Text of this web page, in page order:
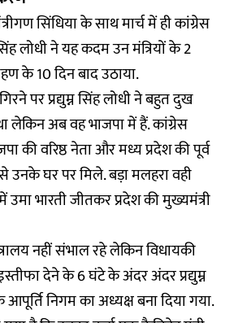
सिंधिया के साथ मार्च में ही कांग्रेस
लोधी ने यह कदम उन मंत्रियों के 2
के 10 दिन बाद उठाया.
पर प्रद्युम्न सिंह लोधी ने बहुत दुख
लेकिन अब वह भाजपा में हैं. कांग्रेस
की वरिष्ठ नेता और मध्य प्रदेश की पूर्व
उनके घर पर मिले. बड़ा मलहरा वही
भारती जीतकर प्रदेश की मुख्यमंत्री
नहीं संभाल रहे लेकिन विधायकी
देने के 6 घंटे के अंदर अंदर प्रद्युम्न
आपूर्ति निगम का अध्यक्ष बना दिया गया.